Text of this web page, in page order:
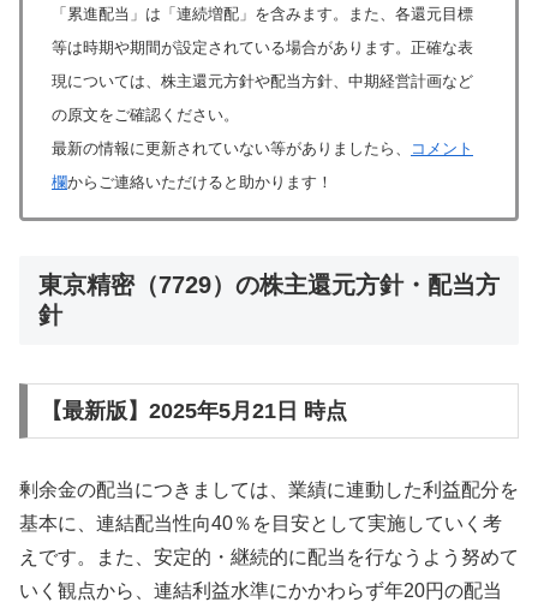
「累進配当」は「連続増配」を含みます。また、各還元目標
等は時期や期間が設定されている場合があります。正確な表
現については、株主還元方針や配当方針、中期経営計画など
の原文をご確認ください。
最新の情報に更新されていない等がありましたら、
コメント
欄からご連絡いただけると助かります！
東京精密（7729）の株主還元方針・配当方
針
【最新版】2025年5月21日 時点
剰余金の配当につきましては、業績に連動した利益配分を
基本に、連結配当性向40％を目安として実施していく考
えです。また、安定的・継続的に配当を行なうよう努めて
いく観点から、連結利益水準にかかわらず年20円の配当